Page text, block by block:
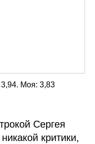
Моя: 3,83
Сергея
критики,